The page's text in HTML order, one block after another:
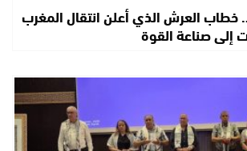
العرش الذي أعلن انتقال المغرب
إلى صناعة القوة